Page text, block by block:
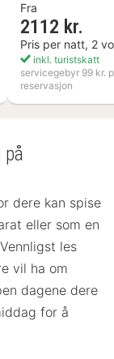
Boda Art Hotel
Fra
2112 kr.
Pris per natt, 2
inkl. turistskatt
servicegebyr 99 kr.
reservasjon
på
dere kan spise
eller som en
les
vil ha om
dagene dere
for å